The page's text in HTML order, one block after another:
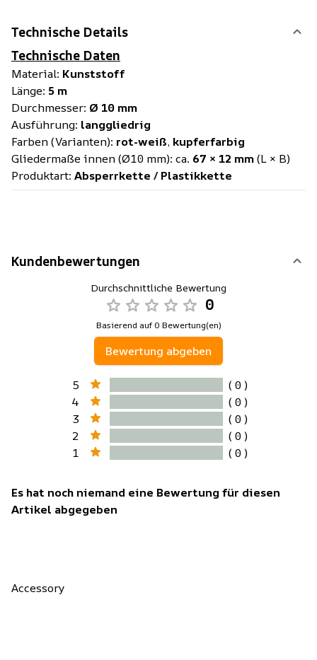
Technische Details
Technische Daten
Material: Kunststoff
Länge: 5 m
Durchmesser: Ø 10 mm
Ausführung: langgliedrig
Farben (Varianten): rot-weiß, kupferfarbig
Gliedermaße innen (Ø10 mm): ca. 67 × 12 mm(L × B)
Produktart: Absperrkette / Plastikkette
Kundenbewertungen
Durchschnittliche Bewertung
0
Basierend auf 0 Bewertung(en)
Bewertung abgeben
5
( 0 )
4
( 0 )
3
( 0 )
2
( 0 )
1
( 0 )
Es hat noch niemand eine Bewertung für diesen
Artikel abgegeben
Accessory